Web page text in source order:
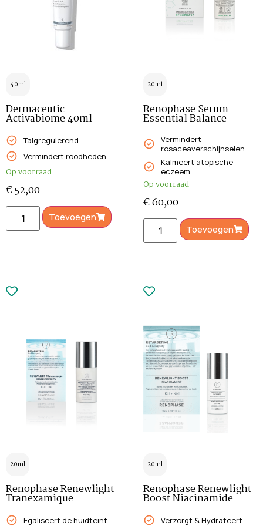
40ml
Dermaceutic
Activabiome 40ml
Talgregulerend
Vermindert roodheden
Op voorraad
€52,00
Toevoegen
20ml
Renophase Serum
Essential Balance
Vermindert
rosaceaverschijnselen
Kalmeert atopische
eczeem
Op voorraad
€60,00
Toevoegen
20ml
Renophase Renewlight
Tranexamique
Egaliseert de huidteint
20ml
Renophase Renewlight
Boost Niacinamide
Verzorgt & Hydrateert